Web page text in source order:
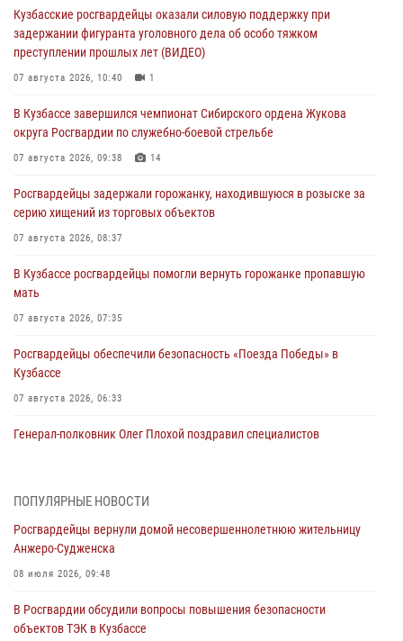
Кузбасские росгвардейцы оказали силовую поддержку при
задержании фигуранта уголовного дела об особо тяжком
преступлении прошлых лет (ВИДЕО)
07 августа 2026, 10:40 1
В Кузбассе завершился чемпионат Сибирского ордена Жукова
округа Росгвардии по служебно-боевой стрельбе
07 августа 2026, 09:38 14
Росгвардейцы задержали горожанку, находившуюся в розыске за
серию хищений из торговых объектов
07 августа 2026, 08:37
В Кузбассе росгвардейцы помогли вернуть горожанке пропавшую
мать
07 августа 2026, 07:35
Росгвардейцы обеспечили безопасность «Поезда Победы» в
Кузбассе
07 августа 2026, 06:33
Генерал-полковник Олег Плохой поздравил специалистов
07 августа 2026, 05:32
С 1 сентября 2026 года вступает в силу новый федеральный закон о
частной охранной деятельности
06 августа 2026, 10:19
Росгвардейцы задержали предполагаемого виновника причинения
ножевого ранения кемеровчанину
ПОПУЛЯРНЫЕ НОВОСТИ
Росгвардейцы вернули домой несовершеннолетнюю жительницу
Анжеро-Судженска
08 июля 2026, 09:48
В Росгвардии обсудили вопросы повышения безопасности
объектов ТЭК в Кузбассе